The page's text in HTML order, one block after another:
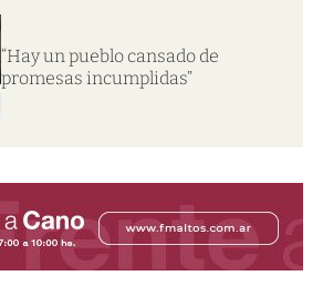
“Hay un pueblo cansado de
promesas incumplidas”